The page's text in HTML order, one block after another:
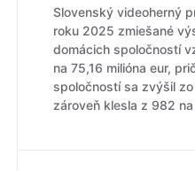
Slovenský videoherný
roku 2025 zmiešané
domácich spoločností
na 75,16 milióna eur,
spoločností sa zvýšil
zároveň klesla z 982